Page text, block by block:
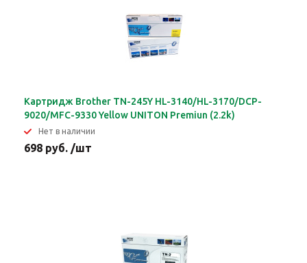
Картридж Brother TN-245Y HL-3140/HL-3170/DCP-
9020/MFC-9330 Yellow UNITON Premiun (2.2k)
Нет в наличии
698 руб. /шт